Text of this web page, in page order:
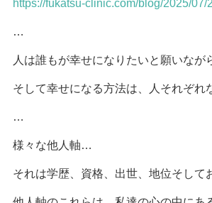
https://fukatsu-clinic.com/blog/2025/07/
…
人は誰もが幸せになりたいと願いなが
そして幸せになる方法は、人それぞれ
…
様々な他人軸…
それは学歴、資格、出世、地位そして